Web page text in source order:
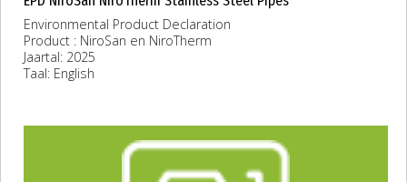
Environmental Product Declaration
Product : NiroSan en NiroTherm
Jaartal: 2025
Taal: English